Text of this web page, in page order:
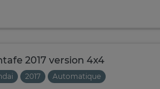
2017 version 4x4
2017
Automatique